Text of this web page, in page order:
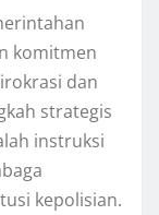
komitmen
dan
strategis
instruksi
kepolisian.